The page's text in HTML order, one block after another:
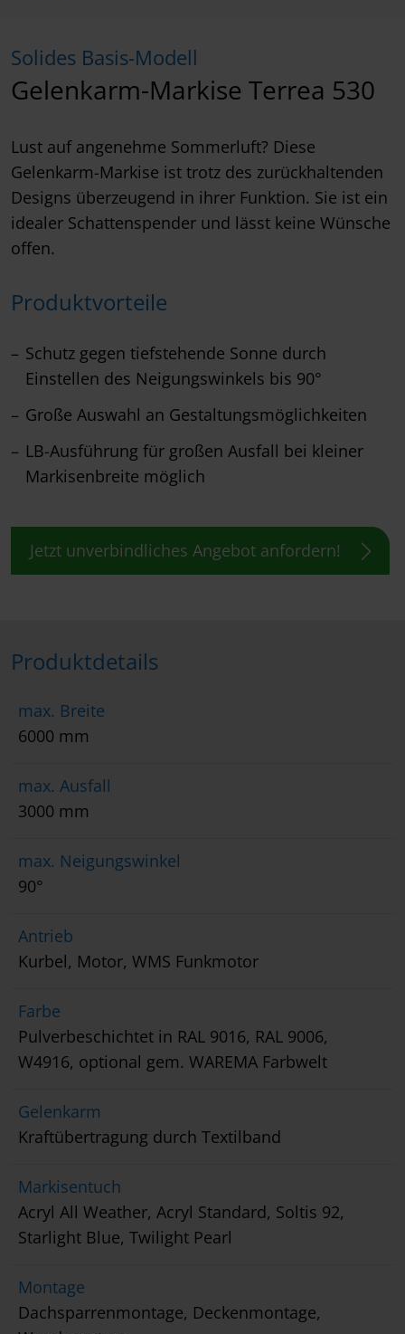
Solides Basis-Modell
Gelenkarm-Markise Terrea 530
Lust auf angenehme Sommerluft? Diese
Gelenkarm-Markise ist trotz des zurückhaltenden
Designs überzeugend in ihrer Funktion. Sie ist ein
idealer Schattenspender und lässt keine Wünsche
offen.
Produktvorteile
Schutz gegen tiefstehende Sonne durch
Einstellen des Neigungswinkels bis 90°
Große Auswahl an Gestaltungsmöglichkeiten
LB-Ausführung für großen Ausfall bei kleiner
Markisenbreite möglich
Jetzt unverbindliches Angebot anfordern!
Produktdetails
max. Breite
6000 mm
max. Ausfall
3000 mm
max. Neigungswinkel
90°
Antrieb
Kurbel, Motor, WMS Funkmotor
Farbe
Pulverbeschichtet in RAL 9016, RAL 9006,
W4916, optional gem. WAREMA Farbwelt
Gelenkarm
Kraftübertragung durch Textilband
Markisentuch
Acryl All Weather, Acryl Standard, Soltis 92,
Starlight Blue, Twilight Pearl
Montage
Dachsparrenmontage, Deckenmontage,